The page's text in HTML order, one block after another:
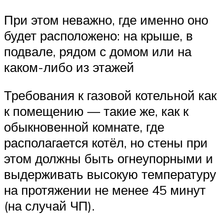
При этом неважно, где именно оно
будет расположено: на крыше, в
подвале, рядом с домом или на
каком-либо из этажей
Требования к газовой котельной как
к помещению — такие же, как к
обыкновенной комнате, где
располагается котёл, но стены при
этом должны быть огнеупорными и
выдерживать высокую температуру
на протяжении не менее 45 минут
(на случай ЧП).